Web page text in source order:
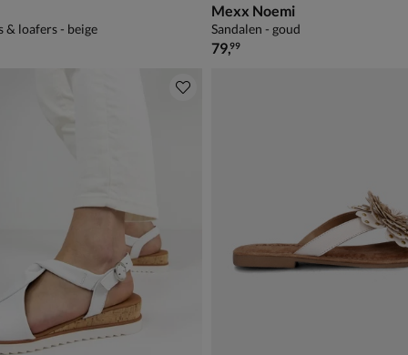
& loafers - beige
Mexx Noemi
Sandalen - goud
€ 79,99
79,99